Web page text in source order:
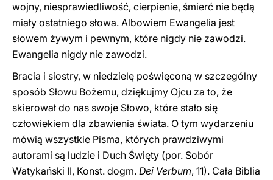
wojny, niesprawiedliwość, cierpienie, śmierć nie będą
miały ostatniego słowa. Albowiem Ewangelia jest
słowem żywym i pewnym, które nigdy nie zawodzi.
Ewangelia nigdy nie zawodzi.
Bracia i siostry, w niedzielę poświęconą w szczególny
sposób Słowu Bożemu, dziękujmy Ojcu za to, że
skierował do nas swoje Słowo, które stało się
człowiekiem dla zbawienia świata. O tym wydarzeniu
mówią wszystkie Pisma, których prawdziwymi
autorami są ludzie i Duch Święty (por. Sobór
Watykański II, Konst. dogm. Dei Verbum, 11). Cała Biblia